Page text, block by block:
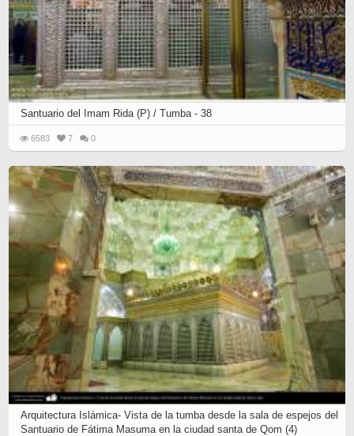
Santuario del Imam Rida (P) / Tumba - 38
6583 7 0
Arquitectura Islámica- Vista de la tumba desde la sala de espejos del
Santuario de Fátima Masuma en la ciudad santa de Qom (4)